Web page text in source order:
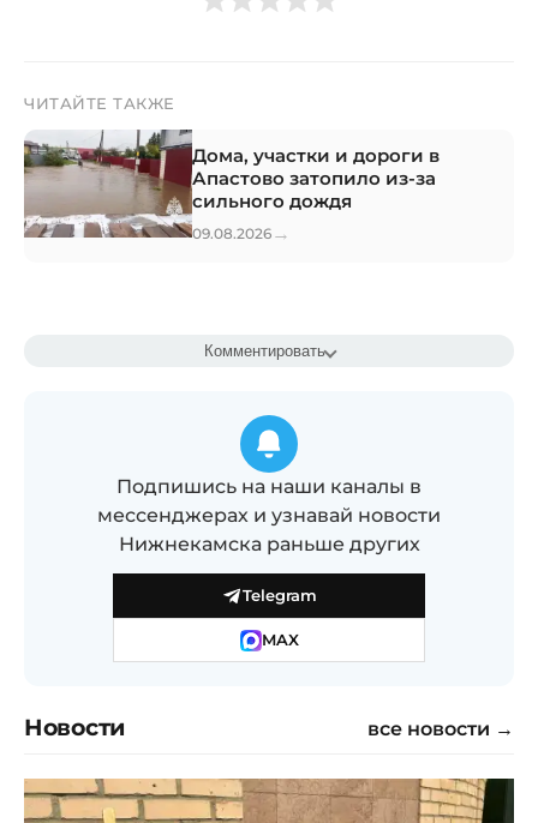
ЧИТАЙТЕ ТАКЖЕ
Дома, участки и дороги в
Апастово затопило из-за
сильного дождя
09.08.2026 →
Комментировать
Подпишись на наши каналы в
мессенджерах и узнавай новости
Нижнекамска раньше других
Telegram
MAX
Новости все новости →